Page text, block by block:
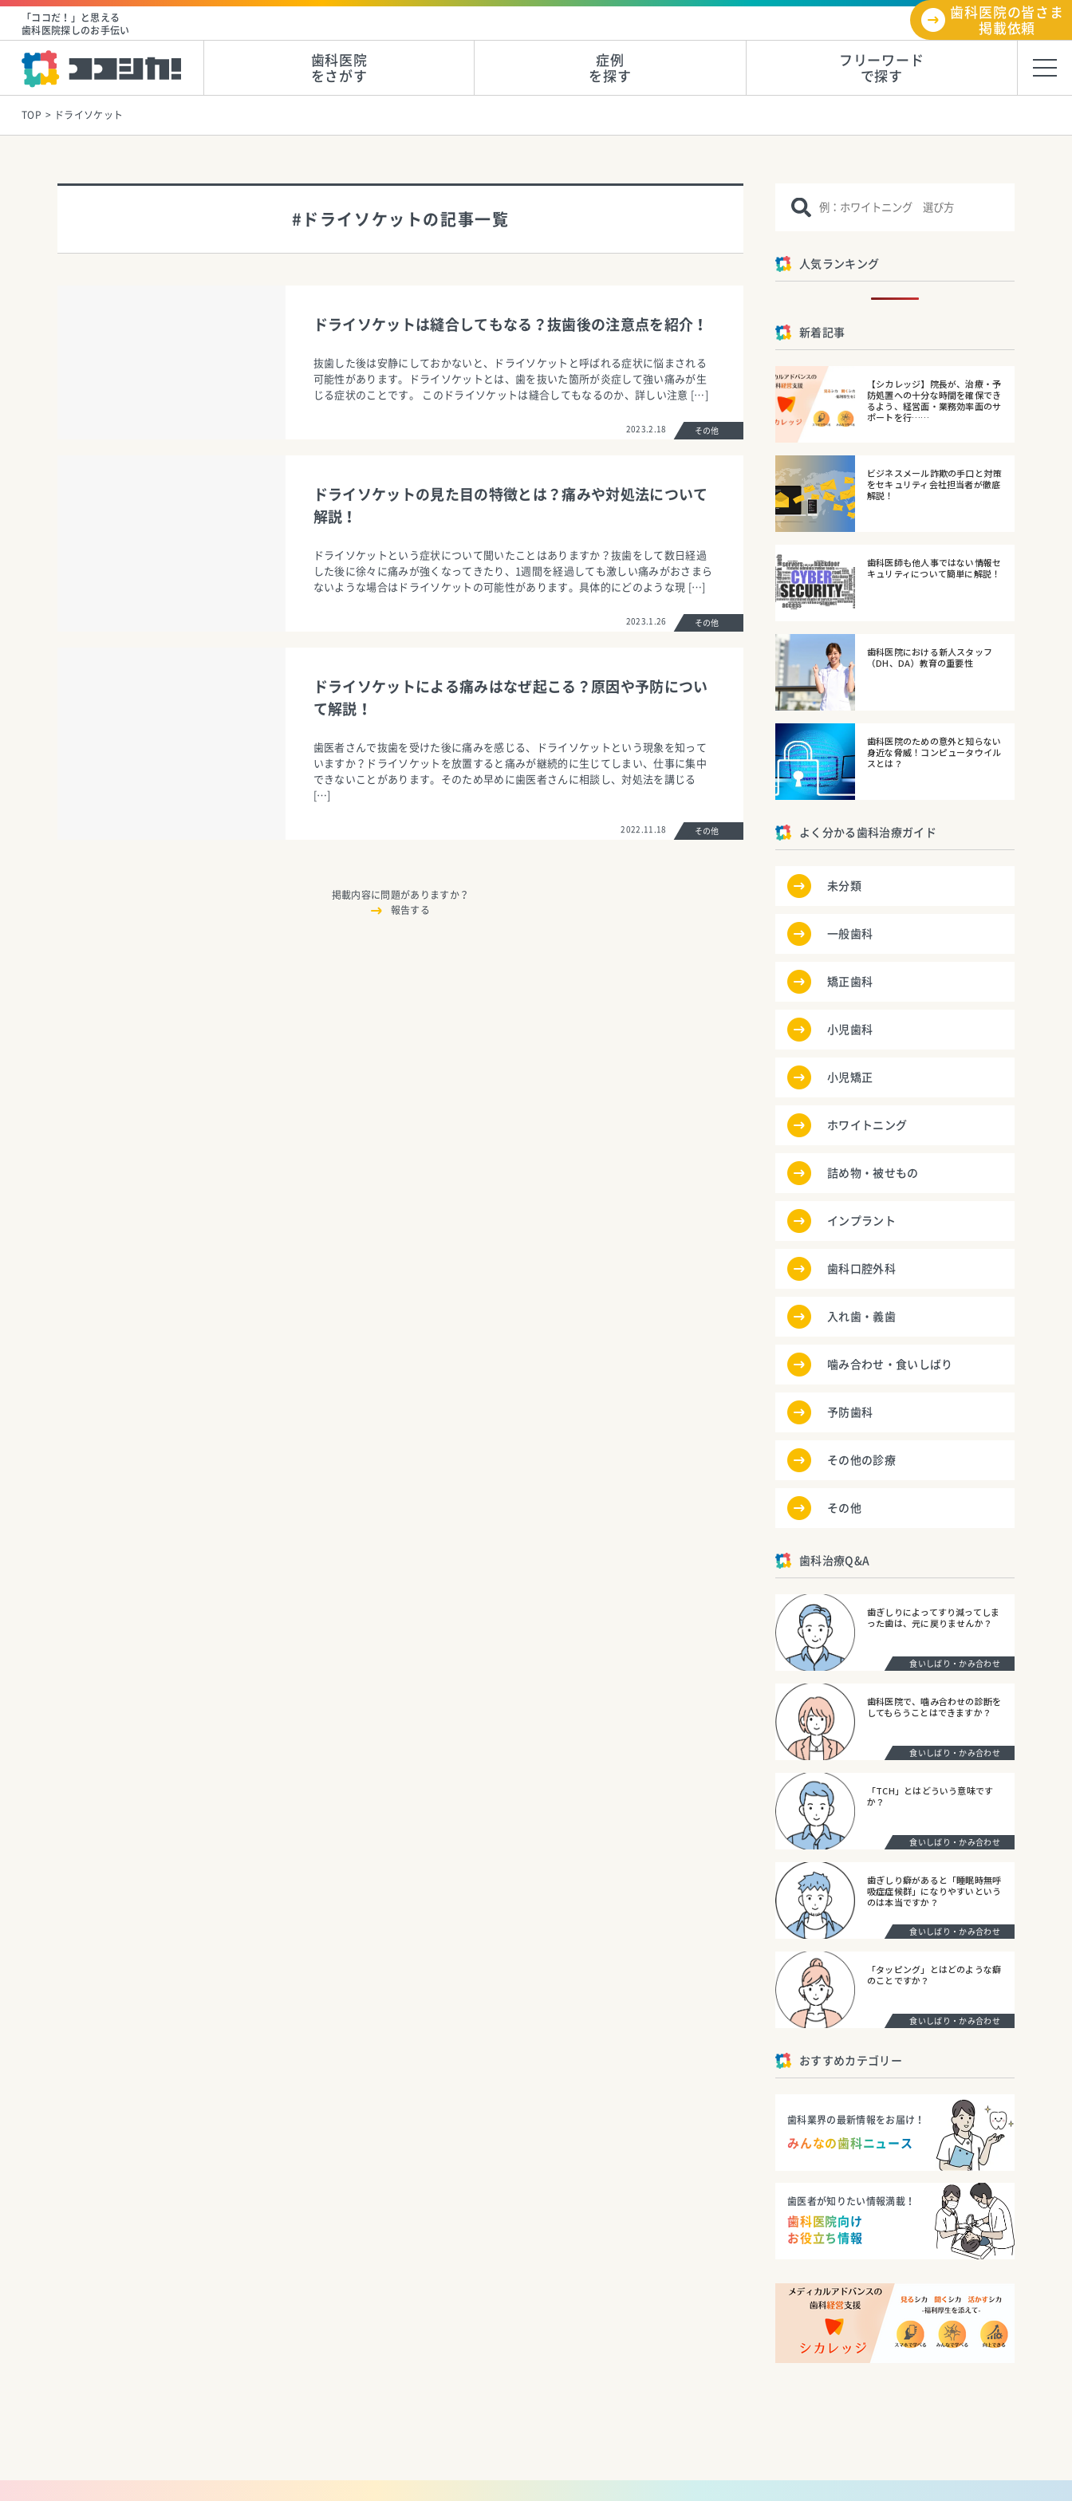
「ココだ！」と思える
歯科医院探しのお手伝い
歯科医院の皆さま
掲載依頼
歯科医院
をさがす
症例
を探す
フリーワード
で探す
TOP ドライソケット
#ドライソケットの記事一覧
ドライソケットは縫合してもなる？抜歯後の注意点を紹介！
抜歯した後は安静にしておかないと、ドライソケットと呼ばれる症状に悩まされる
可能性があります。ドライソケットとは、歯を抜いた箇所が炎症して強い痛みが生
じる症状のことです。 このドライソケットは縫合してもなるのか、詳しい注意 […]
2023.2.18 その他
ドライソケットの見た目の特徴とは？痛みや対処法について
解説！
ドライソケットという症状について聞いたことはありますか？抜歯をして数日経過
した後に徐々に痛みが強くなってきたり、1週間を経過しても激しい痛みがおさまら
ないような場合はドライソケットの可能性があります。具体的にどのような現 […]
2023.1.26 その他
ドライソケットによる痛みはなぜ起こる？原因や予防につい
て解説！
歯医者さんで抜歯を受けた後に痛みを感じる、ドライソケットという現象を知って
いますか？ドライソケットを放置すると痛みが継続的に生じてしまい、仕事に集中
できないことがあります。そのため早めに歯医者さんに相談し、対処法を講じる
[…]
2022.11.18 その他
掲載内容に問題がありますか？
報告する
人気ランキング
新着記事
【シカレッジ】院長が、治療・予
防処置への十分な時間を確保でき
るよう、経営面・業務効率面のサ
ポートを行……
ビジネスメール詐欺の手口と対策
をセキュリティ会社担当者が徹底
解説！
歯科医師も他人事ではない情報セ
キュリティについて簡単に解説！
歯科医院における新人スタッフ
（DH、DA）教育の重要性
歯科医院のための意外と知らない
身近な脅威！コンピュータウイル
スとは？
よく分かる歯科治療ガイド
未分類
一般歯科
矯正歯科
小児歯科
小児矯正
ホワイトニング
詰め物・被せもの
インプラント
歯科口腔外科
入れ歯・義歯
噛み合わせ・食いしばり
予防歯科
その他の診療
その他
歯科治療Q&A
歯ぎしりによってすり減ってしま
った歯は、元に戻りませんか？
食いしばり・かみ合わせ
歯科医院で、噛み合わせの診断を
してもらうことはできますか？
食いしばり・かみ合わせ
「TCH」とはどういう意味です
か？
食いしばり・かみ合わせ
歯ぎしり癖があると「睡眠時無呼
吸症症候群」になりやすいという
のは本当ですか？
食いしばり・かみ合わせ
「タッピング」とはどのような癖
のことですか？
食いしばり・かみ合わせ
おすすめカテゴリー
歯科業界の最新情報をお届け！
みんなの歯科ニュース
歯医者が知りたい情報満載！
歯科医院向け
お役立ち情報